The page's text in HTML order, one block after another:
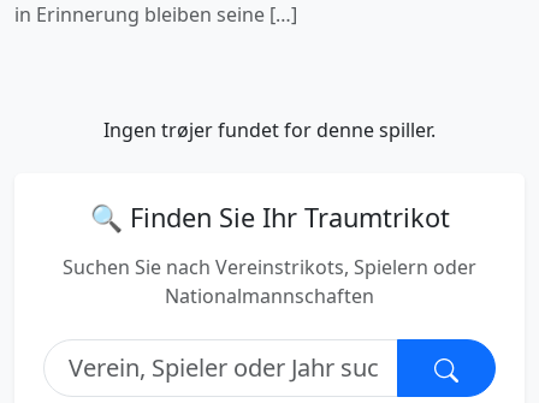
in Erinnerung bleiben seine […]
Ingen trøjer fundet for denne spiller.
🔍 Finden Sie Ihr Traumtrikot
Suchen Sie nach Vereinstrikots, Spielern oder
Nationalmannschaften